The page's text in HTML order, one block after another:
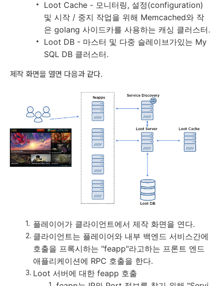
Loot Cache - 모니터링, 설정(configuration)
및 시작 / 중지 작업을 위해 Memcached와 작
은 golang 사이드카를 사용하는 캐싱 클러스터.
Loot DB - 마스터 및 다중 슬레이브가있는 My
SQL DB 클러스터.
제작 화면을 열면 다음과 같다.
플레이어가 클라이언트에서 제작 화면을 연다.
클라이언트는 플레이어와 내부 백엔드 서비스간에
호출을 프록시하는 "feapp"라고하는 프론트 엔드
애플리케이션에 RPC 호출을 한다.
Loot 서버에 대한 feapp 호출